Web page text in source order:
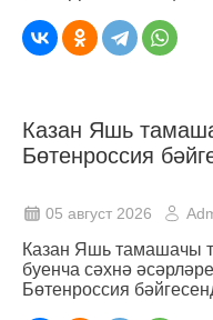
Казан Яшь
Бөтенроссия
05 август 2026
Казан Яшь тамашачы
буенча сәхнә
Бөтенроссия